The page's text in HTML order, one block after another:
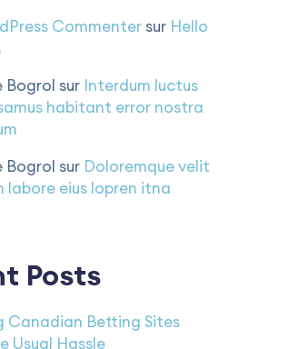
Commentersur Hello
Bogrol sur Interdum luctus
habitant error nostra
Bogrol sur Doloremque velit
labore eius lopren itna
Posts
Canadian Betting Sites
Usual Hassle